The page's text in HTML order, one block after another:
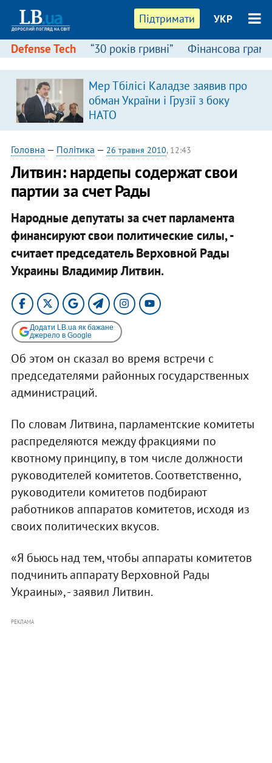
Підтримати УКР
Defense Tech “30 років гривні” Фінансова
Мер Тбілісі Каладзе заявив про
обман України і Грузії з боку
НАТО
Головна — Політика — 26 травня 2010, 12:43
Литвин: нардепы содержат свои
партии за счет Рады
Народные депутаты за счет парламента
финансируют свои политические силы, -
считает председатель Верховной Рады
Украины Владимир Литвин.
Додати LB.ua як бажане
джерело в Google
Об этом он сказал во время встречи с
председателями районных государственных
администраций.
По словам Литвина, парламентские комитеты
распределяются между фракциями по
квотному принципу, в том числе должности
руководителей комитетов. Соответственно,
руководители комитетов подбирают
работников аппаратов комитетов, исходя из
своих политических вкусов.
«Я бьюсь над тем, чтобы аппараты комитетов
подчинить аппарату Верховной Рады
Украины», - заявил Литвин.
РЕКЛАМА